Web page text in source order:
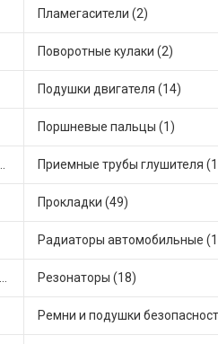
Пламегасители (2)
Поворотные кулаки (2)
Подушки двигателя (14)
Поршневые пальцы (1)
Приемные трубы глушителя
Прокладки (49)
Радиаторы автомобильные
Резонаторы (18)
Ремни и подушки